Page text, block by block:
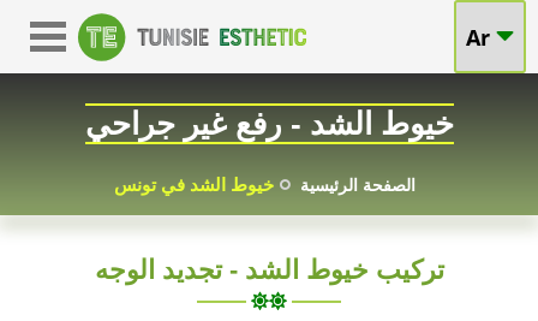
الخيوط
الشدية
في
تونس:
تجديد
خيوط
الشد
أسعار
مغرية
Ar
خيوط الشد - رفع غير جراحي
الصفحة الرئيسية خيوط الشد في تونس
تركيب خيوط الشد - تجديد الوجه